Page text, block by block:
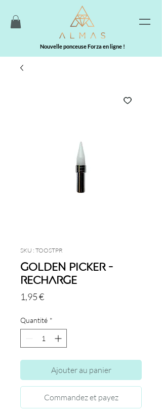
Nouvelle ponceuse Forza en ligne !
SKU : TOOSTPR
Golden Picker -
Recharge
1,95 €Prix
Quantité *
Ajouter au panier
Commandez et payez